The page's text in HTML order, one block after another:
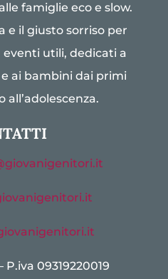
famiglie eco e slow.
e il giusto sorriso per
utili, dedicati a
ai bambini dai primi
all’adolescenza.
P.iva 09319220019